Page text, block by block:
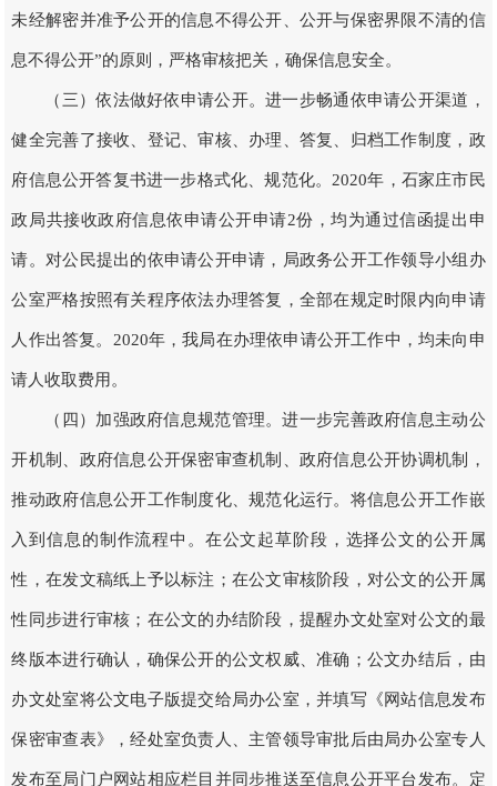
未经解密并准予公开的信息不得公开、公开与保密界限不清的信
息不得公开”的原则，严格审核把关，确保信息安全。
（三）依法做好依申请公开。进一步畅通依申请公开渠道，
健全完善了接收、登记、审核、办理、答复、归档工作制度，政
府信息公开答复书进一步格式化、规范化。2020年，石家庄市民
政局共接收政府信息依申请公开申请2份，均为通过信函提出申
请。对公民提出的依申请公开申请，局政务公开工作领导小组办
公室严格按照有关程序依法办理答复，全部在规定时限内向申请
人作出答复。2020年，我局在办理依申请公开工作中，均未向申
请人收取费用。
（四）加强政府信息规范管理。进一步完善政府信息主动公
开机制、政府信息公开保密审查机制、政府信息公开协调机制，
推动政府信息公开工作制度化、规范化运行。将信息公开工作嵌
入到信息的制作流程中。在公文起草阶段，选择公文的公开属
性，在发文稿纸上予以标注；在公文审核阶段，对公文的公开属
性同步进行审核；在公文的办结阶段，提醒办文处室对公文的最
终版本进行确认，确保公开的公文权威、准确；公文办结后，由
办文处室将公文电子版提交给局办公室，并填写《网站信息发布
保密审查表》，经处室负责人、主管领导审批后由局办公室专人
发布至局门户网站相应栏目并同步推送至信息公开平台发布。定